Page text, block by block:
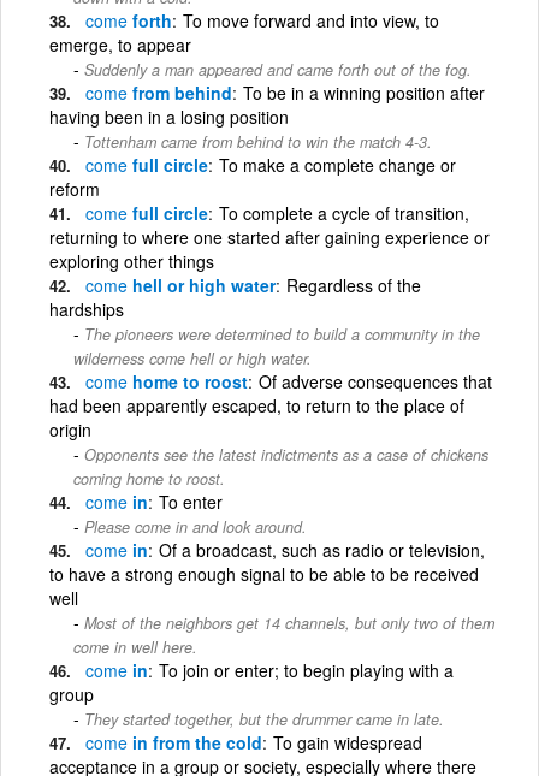
come forth To move forward and into view, to
emerge, to appear
Suddenly a man appeared and came forth out of the fog.
come from behind To be in a winning position after
having been in a losing position
Tottenham came from behind to win the match 4-3.
come full circle To make a complete change or
reform
come full circle To complete a cycle of transition,
returning to where one started after gaining experience or
exploring other things
come hell or high water Regardless of the
hardships
The pioneers were determined to build a community in the
wilderness come hell or high water.
come home to roost Of adverse consequences that
had been apparently escaped, to return to the place of
origin
Opponents see the latest indictments as a case of chickens
coming home to roost.
come in To enter
Please come in and look around.
come in Of a broadcast, such as radio or television,
to have a strong enough signal to be able to be received
well
Most of the neighbors get 14 channels, but only two of them
come in well here.
come in To join or enter; to begin playing with a
group
They started together, but the drummer came in late.
come in from the cold To gain widespread
acceptance in a group or society, especially where there